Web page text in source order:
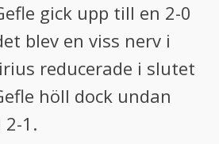
gick upp till en 2-0
blev en viss nerv i
reducerade i slutet
höll dock undan
2-1.